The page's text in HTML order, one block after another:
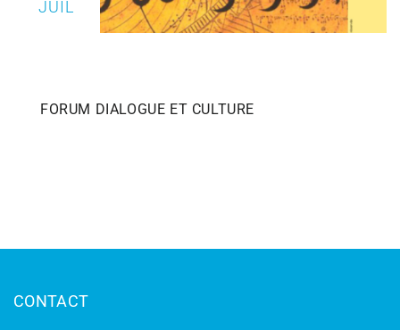
JUIL
FORUM DIALOGUE ET CULTURE
CONTACT